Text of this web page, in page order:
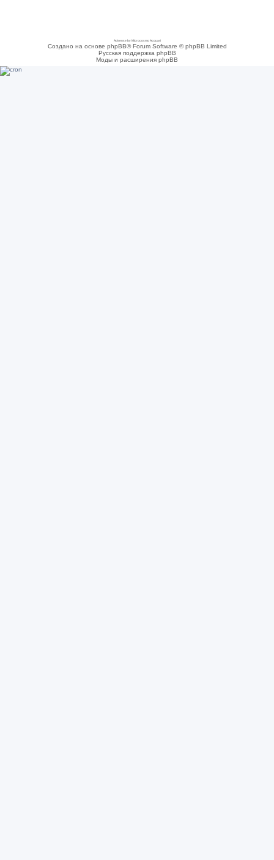
Adsense by Microcosmo Acquari
Создано на основе phpBB® Forum Software © phpBB Limited
Русская поддержка phpBB
Моды и расширения phpBB